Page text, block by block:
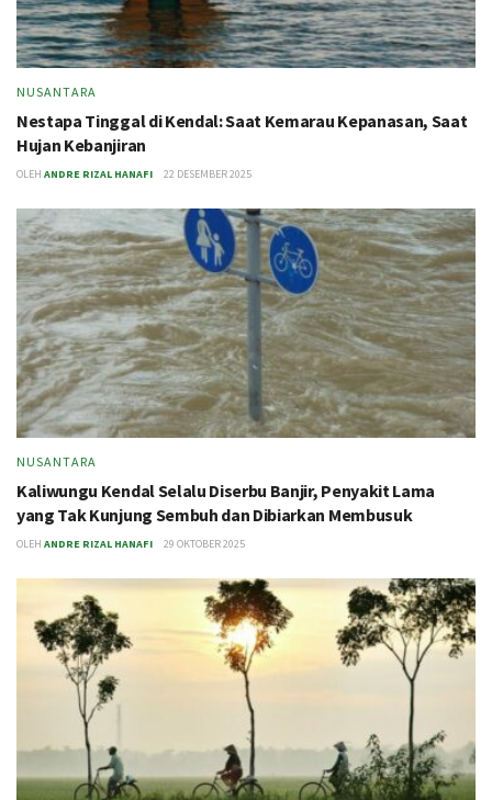
NUSANTARA
Nestapa Tinggal di Kendal: Saat Kemarau Kepanasan, Saat
Hujan Kebanjiran
OLEH ANDRE RIZAL HANAFI 22 DESEMBER 2025
NUSANTARA
Kaliwungu Kendal Selalu Diserbu Banjir, Penyakit Lama
yang Tak Kunjung Sembuh dan Dibiarkan Membusuk
OLEH ANDRE RIZAL HANAFI 29 OKTOBER 2025